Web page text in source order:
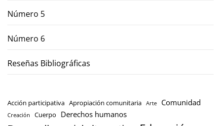
Número 5
Número 6
Reseñas Bibliográficas
Acción participativa Apropiación comunitaria Arte Comunidad
Creación Cuerpo Derechos humanos